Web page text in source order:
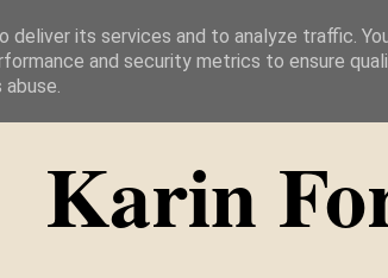
Karin
its services and to analyze traffic.
and security metrics to ensure